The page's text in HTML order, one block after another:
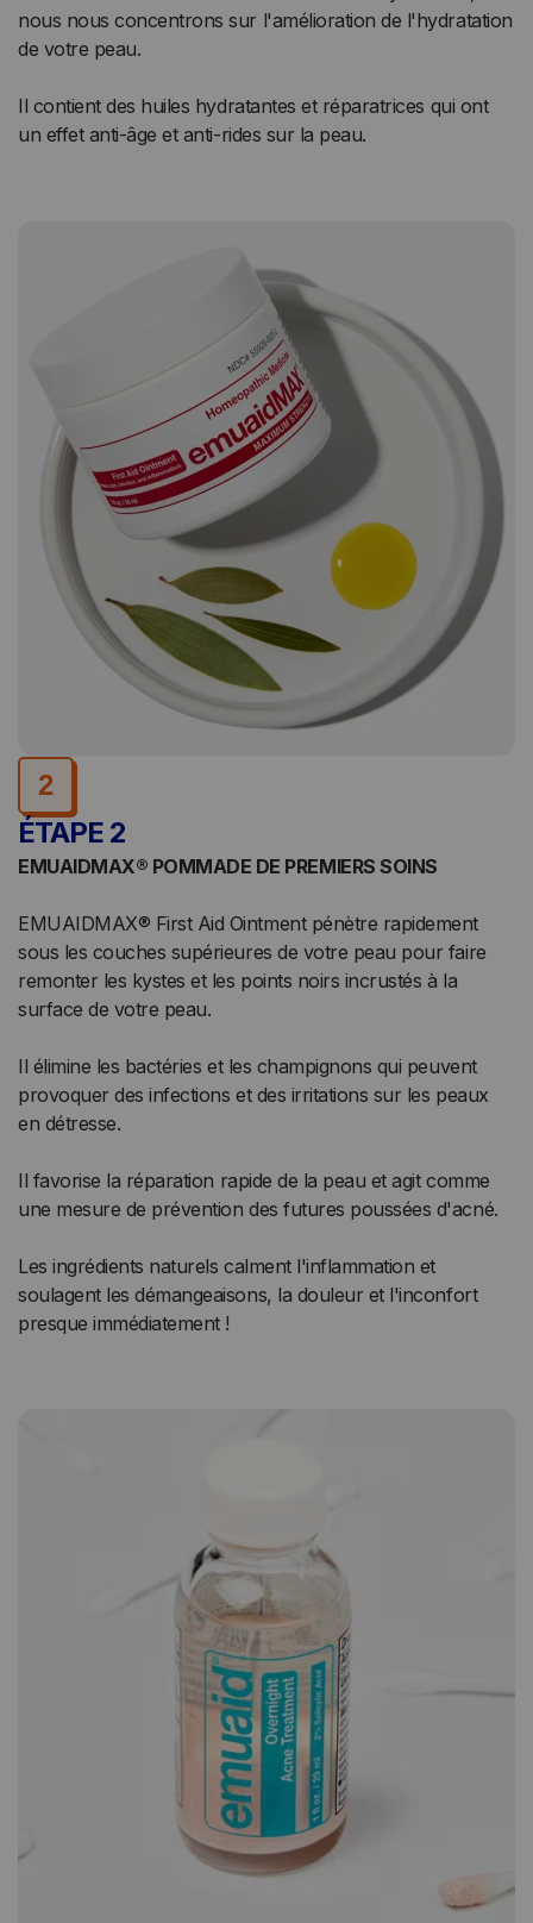
nous nous concentrons sur l'amélioration de l'hydratation
de votre peau.
Il contient des huiles hydratantes et réparatrices qui ont
un effet anti-âge et anti-rides sur la peau.
2
ÉTAPE 2
EMUAIDMAX® POMMADE DE PREMIERS SOINS
EMUAIDMAX® First Aid Ointment pénètre rapidement
sous les couches supérieures de votre peau pour faire
remonter les kystes et les points noirs incrustés à la
surface de votre peau.
Il élimine les bactéries et les champignons qui peuvent
provoquer des infections et des irritations sur les peaux
en détresse.
Il favorise la réparation rapide de la peau et agit comme
une mesure de prévention des futures poussées d'acné.
Les ingrédients naturels calment l'inflammation et
soulagent les démangeaisons, la douleur et l'inconfort
presque immédiatement !